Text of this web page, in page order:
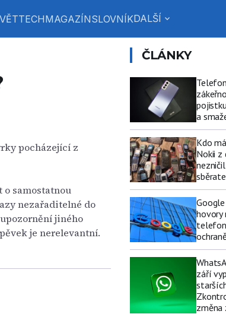
TECHMAGAZÍNSLOVNÍKDALŠÍ expand_more
pocházející z
o samostatnou
nezařaditelné do
jiného
je nerelevantní.
ČLÁNKY
a
Kdo
Nokii z
Google
hovory
září
změna